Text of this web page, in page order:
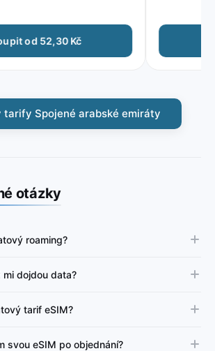
od 52,30 Kč
tarify Spojené arabské emiráty
otázky
roaming?
dojdou data?
tarif eSIM?
svou eSIM po objednání?